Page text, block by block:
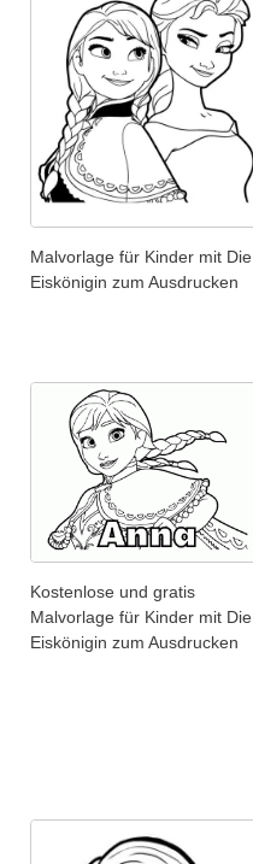
Malvorlage für Kinder mit Die
Eiskönigin zum Ausdrucken
Kostenlose und gratis
Malvorlage für Kinder mit Die
Eiskönigin zum Ausdrucken